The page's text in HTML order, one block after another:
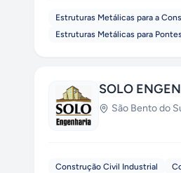
Estruturas Metálicas para a
Estruturas Metálicas para
SOLO
São Bento do
Construção Civil Industrial